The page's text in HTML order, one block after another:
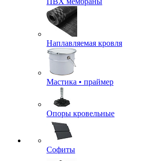
Наплавляемая кровля
Мастика • праймер
Опоры кровельные
Софиты